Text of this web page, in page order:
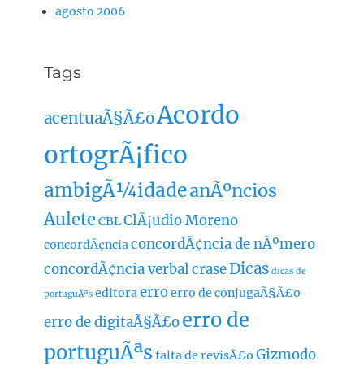
agosto 2006
Tags
acentuaÃ§Ã£oAcordo
ortogrÃ¡fico
ambigÃ¼idadeanÃºncios
AuleteCBLClÃ¡udio Moreno
concordÃ¢nciaconcordÃ¢ncia de nÃºmero
concordÃ¢ncia verbalcraseDicas dicas de
portuguÃªs editoraerroerro de conjugaÃ§Ã£o
erro de digitaÃ§Ã£oerro de
portuguÃªs falta de revisÃ£o Gizmodo